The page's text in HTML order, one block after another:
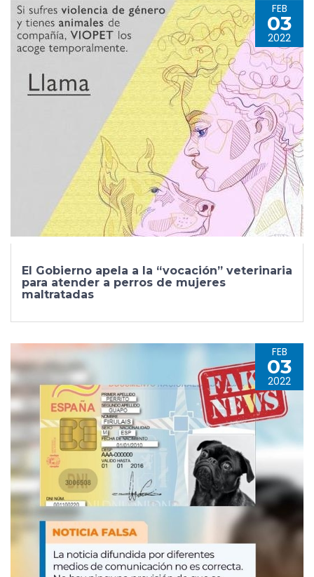
FEB
03
2022
El Gobierno apela a la “vocación” veterinaria
para atender a perros de mujeres
maltratadas
FEB
03
2022